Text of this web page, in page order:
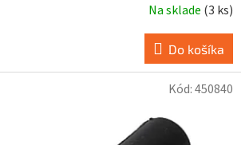
Na sklade (3 ks)
Do košíka
Kód:450840